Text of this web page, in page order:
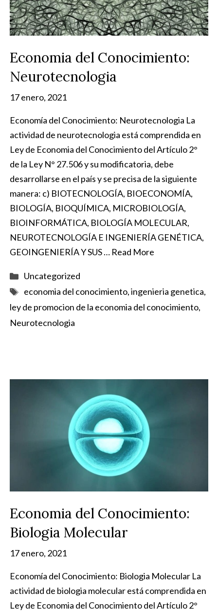
Economia del Conocimiento:
Neurotecnologia
17 enero, 2021
Economía del Conocimiento: Neurotecnologia La
actividad de neurotecnologia está comprendida en
Ley de Economia del Conocimiento del Artículo 2°
de la Ley N° 27.506 y su modificatoria, debe
desarrollarse en el país y se precisa de la siguiente
manera: c) BIOTECNOLOGÍA, BIOECONOMÍA,
BIOLOGÍA, BIOQUÍMICA, MICROBIOLOGÍA,
BIOINFORMÁTICA, BIOLOGÍA MOLECULAR,
NEUROTECNOLOGÍA E INGENIERÍA GENÉTICA,
GEOINGENIERÍA Y SUS … Read More
Categorías
Uncategorized
Etiquetas
economia del conocimiento,ingenieria genetica,
ley de promocion de la economia del conocimiento,
Neurotecnologia
Economia del Conocimiento:
Biologia Molecular
17 enero, 2021
Economía del Conocimiento: Biologia Molecular La
actividad de biologia molecular está comprendida en
Ley de Economia del Conocimiento del Artículo 2°